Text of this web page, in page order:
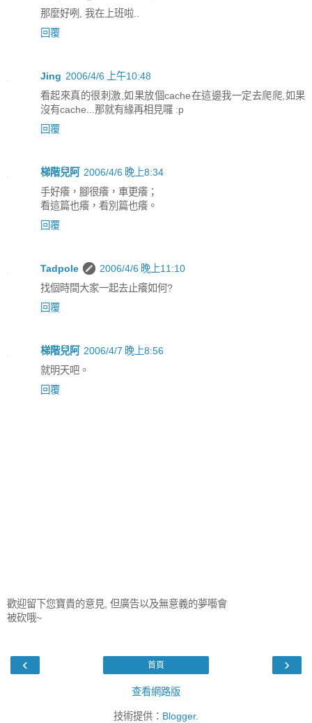
那麼好咧, 我在上班啦..
回覆
Jing 2006/4/6 上午10:48
看起來真的很刺激,如果放個cache在這邊我一定去爬爬,如果
沒有cache...那就有緣再相見囉 :p
回覆
梯階兒阿
2006/4/6 晚上8:34
手好癢，腳很癢，車更癢；
看這篇也癢，看別篇也癢。
回覆
Tadpole
2006/4/6 晚上11:10
找個時間大家一起去止癢如何?
回覆
梯階兒阿
2006/4/7 晚上8:56
就明天吧。
回覆
歡迎留下您寶貴的意見, 但廣告以及無意義的夢囈會
被砍哦~
‹ ›
首頁
查看網路版
技術提供： Blogger.